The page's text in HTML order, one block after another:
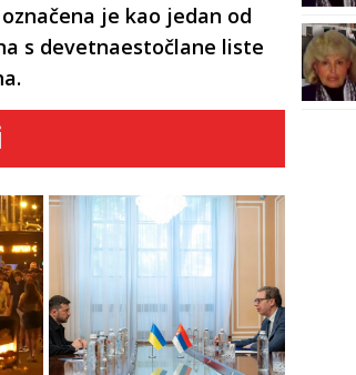
je kao jedan od
s devetnaestočlane liste